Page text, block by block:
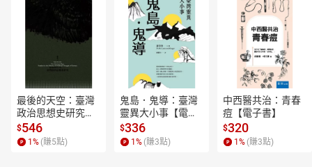
最後的天空：臺灣
政治思想史研究
【電子書】
$546
1 % (賺5點)
鬼島．鬼導：臺灣
靈異大小事【電子
書】
$336
1 % (賺3點)
中西醫共治：青春
痘【電子書】
$320
1 % (賺3點)